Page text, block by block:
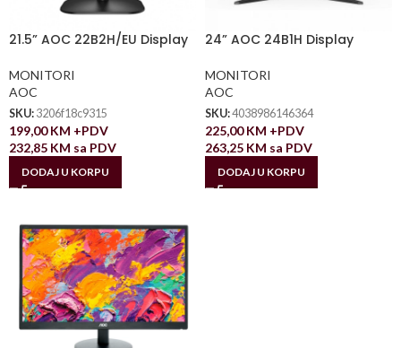
21.5” AOC 22B2H/EU Display
MONITORI
AOC
SKU: 3206f18c9315
199,00KM +PDV
232,85 KM sa PDV
DODAJ U KORPU
24” AOC 24B1H Display
MONITORI
AOC
SKU:4038986146364
225,00KM +PDV
263,25 KM sa PDV
DODAJ U KORPU